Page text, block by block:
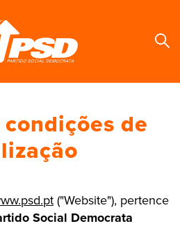
condições de
("Website"), pertence
Social Democrata